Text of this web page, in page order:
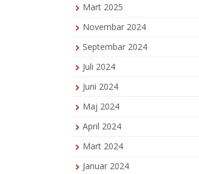
Mart 2025
Novembar 2024
Septembar 2024
Juli 2024
Juni 2024
Maj 2024
April 2024
Mart 2024
Januar 2024